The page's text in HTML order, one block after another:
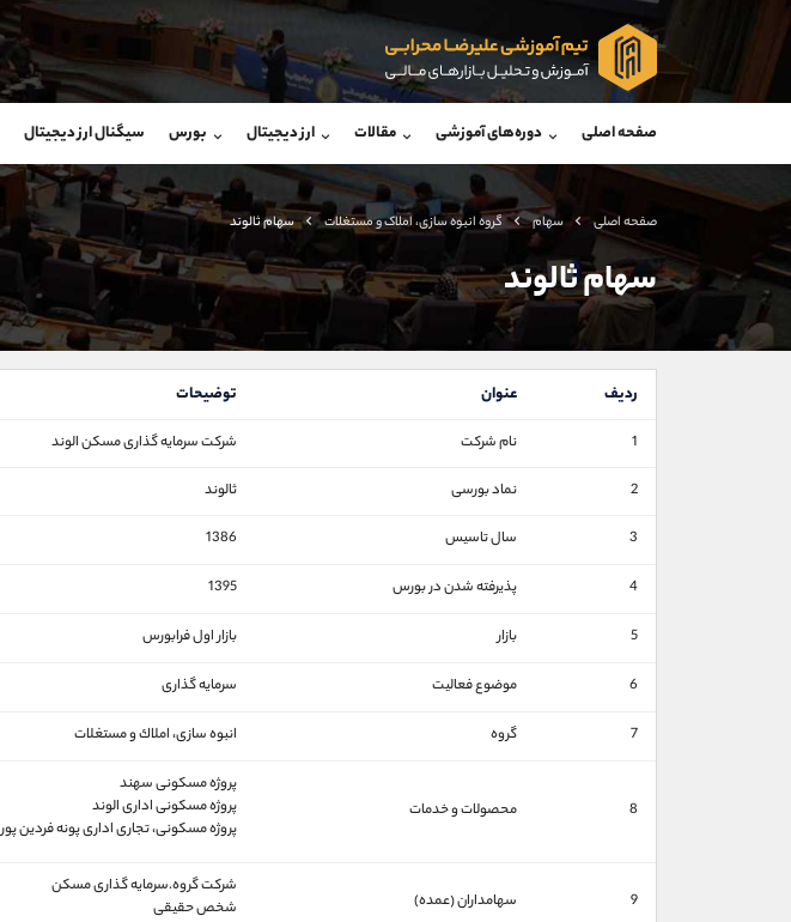
صفحه اصلی دوره‌های آموزشی مقالات ارز دیجیتال بورس سیگنال ارز دیجیتال
صفحه اصلی سهام گروه انبوه سازی، املاک و مستغلات سهام ثالوند
سهام ثالوند
ردیف عنوان توضیحات
1 نام شرکت
شرکت سرمایه گذاری مسکن الوند
2
نماد بورسی
ثالوند
3
سال تاسیس 1386
4 پذیرفته شدن در بورس 1395
5 بازار بازار اول فرابورس
6 موضوع فعالیت سرمایه گذاری
7 گروه انبوه سازی، املاك و مستغلات
8 محصولات و خدمات
پروژه مسکونی سهند
پروژه مسکونی اداری الوند
پروژه مسکونی، تجاری اداری پونه فردین پور
9 سهامداران (عمده)
شرکت گروه.سرمایه گذاری مسکن
شخص حقیقی
واتساپ شروع گفتگو
@Armteam_admin_104
داخلی 104
واتساپ شروع گفتگو
تلگرام @Armteam_admin_33
118
اطلاعات تماس (دفتر فروش)
تلفن
بدون پیش شماره
کانال بله